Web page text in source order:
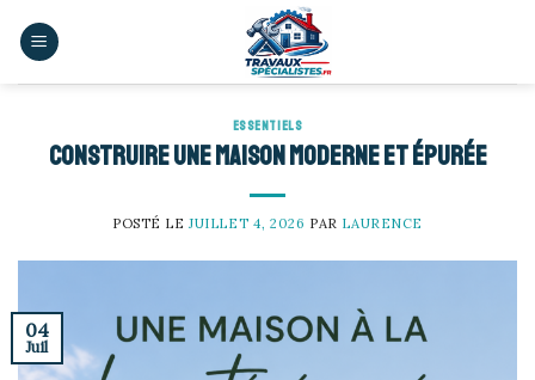
ESSENTIELS
Construire une maison moderne et épurée
POSTÉ LEJUILLET 4, 2026 PAR LAURENCE
04
Juil